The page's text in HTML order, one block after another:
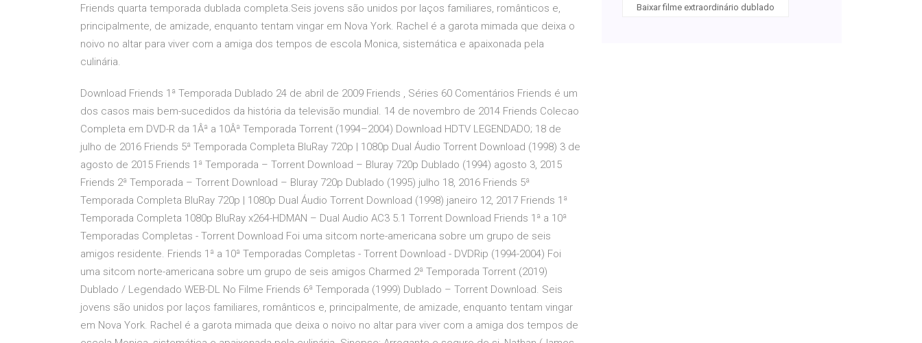
Friends quarta temporada dublada completa.Seis jovens são unidos por laços familiares, românticos e,
principalmente, de amizade, enquanto tentam vingar em Nova York. Rachel é a garota mimada que deixa o
noivo no altar para viver com a amiga dos tempos de escola Monica, sistemática e apaixonada pela
culinária.
Download Friends 1ª Temporada Dublado 24 de abril de 2009 Friends , Séries 60 Comentários Friends é um
dos casos mais bem-sucedidos da história da televisão mundial. 14 de novembro de 2014 Friends Colecao
Completa em DVD-R da 1Âª a 10Âª Temporada Torrent (1994–2004) Download HDTV LEGENDADO; 18 de
julho de 2016 Friends 5ª Temporada Completa BluRay 720p | 1080p Dual Áudio Torrent Download (1998) 3 de
agosto de 2015 Friends 1ª Temporada – Torrent Download – Bluray 720p Dublado (1994) agosto 3, 2015
Friends 2ª Temporada – Torrent Download – Bluray 720p Dublado (1995) julho 18, 2016 Friends 5ª
Temporada Completa BluRay 720p | 1080p Dual Áudio Torrent Download (1998) janeiro 12, 2017 Friends 1ª
Temporada Completa 1080p BluRay x264-HDMAN – Dual Audio AC3 5.1 Torrent Download Friends 1ª a 10ª
Temporadas Completas - Torrent Download Foi uma sitcom norte-americana sobre um grupo de seis
amigos residente. Friends 1ª a 10ª Temporadas Completas - Torrent Download - DVDRip (1994-2004) Foi
uma sitcom norte-americana sobre um grupo de seis amigos Charmed 2ª Temporada Torrent (2019)
Dublado / Legendado WEB-DL No Filme Friends 6ª Temporada (1999) Dublado – Torrent Download. Seis
jovens são unidos por laços familiares, românticos e, principalmente, de amizade, enquanto tentam vingar
em Nova York. Rachel é a garota mimada que deixa o noivo no altar para viver com a amiga dos tempos de
Baixar filme extraordinário dublado